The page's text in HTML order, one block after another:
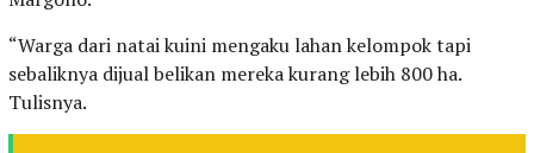
“Warga dari natai kuini mengaku lahan kelompok tapi
sebaliknya dijual belikan mereka kurang lebih 800 ha.
Tulisnya.